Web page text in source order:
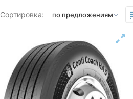
Сортировка: